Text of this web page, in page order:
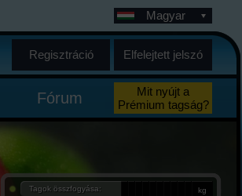
Magyar
Regisztráció Elfelejtett jelszó
Fórum
Mit nyújt a
Prémium tagság?
Tagok összfogyása: kg